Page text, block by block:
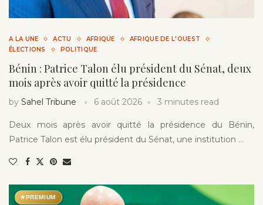
A LA UNE ACTU AFRIQUE
AFRIQUE DE L'OUEST
ÉLECTIONS
POLITIQUE
Bénin : Patrice Talon élu président du Sénat, deux
mois après avoir quitté la présidence
by Sahel Tribune 6 août 2026 3 minutes read
Deux mois après avoir quitté la présidence du Bénin,
Patrice Talon est élu président du Sénat, une institution …
★PREMIUM